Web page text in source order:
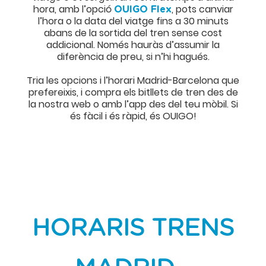
hora, amb l’opció OUIGO Flex, pots canviar
l’hora o la data del viatge fins a 30 minuts
abans de la sortida del tren sense cost
addicional. Només hauràs d’assumir la
diferència de preu, si n’hi hagués.
Tria les opcions i l’horari Madrid-Barcelona que
prefereixis, i compra els bitllets de tren des de
la nostra web o amb l’app des del teu mòbil. Si
és fàcil i és ràpid, és OUIGO!
HORARIS TRENS